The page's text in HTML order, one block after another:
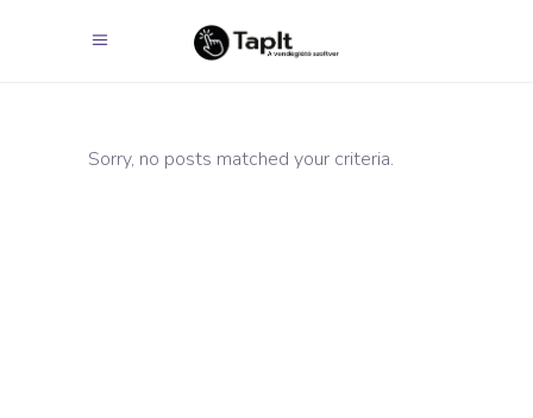
Sorry, no posts matched your criteria.